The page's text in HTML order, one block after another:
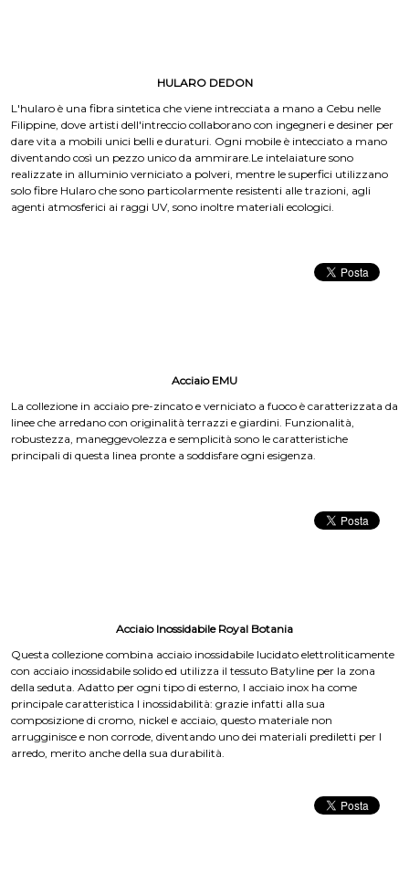
HULARO DEDON
L'hularo è una fibra sintetica che viene intrecciata a mano a Cebu nelle
Filippine, dove artisti dell'intreccio collaborano con ingegneri e desiner per
dare vita a mobili unici belli e duraturi. Ogni mobile è intecciato a mano
diventando così un pezzo unico da ammirare.Le intelaiature sono
realizzate in alluminio verniciato a polveri, mentre le superfici utilizzano
solo fibre Hularo che sono particolarmente resistenti alle trazioni, agli
agenti atmosferici ai raggi UV, sono inoltre materiali ecologici.
Acciaio EMU
La collezione in acciaio pre-zincato e verniciato a fuoco è caratterizzata da
linee che arredano con originalità terrazzi e giardini. Funzionalità,
robustezza, maneggevolezza e semplicità sono le caratteristiche
principali di questa linea pronte a soddisfare ogni esigenza.
Acciaio Inossidabile Royal Botania
Questa collezione combina acciaio inossidabile lucidato elettroliticamente
con acciaio inossidabile solido ed utilizza il tessuto Batyline per la zona
della seduta. Adatto per ogni tipo di esterno, l acciaio inox ha come
principale caratteristica l inossidabilità: grazie infatti alla sua
composizione di cromo, nickel e acciaio, questo materiale non
arrugginisce e non corrode, diventando uno dei materiali prediletti per l
arredo, merito anche della sua durabilità.